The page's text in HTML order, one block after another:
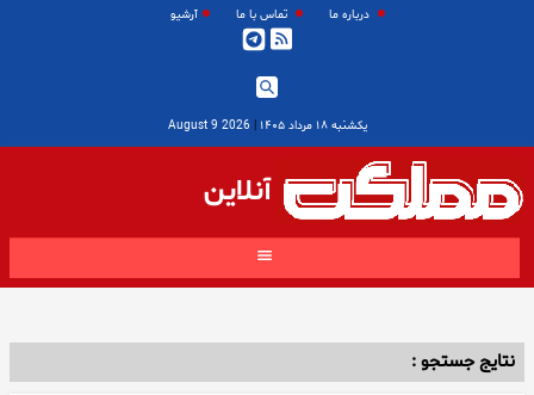
درباره ما تماس با ما آرشیو
یکشنبه ۱۸ مرداد ۱۴۰۵ |
2026 August 9
آنلاین
نتایج جستجو :